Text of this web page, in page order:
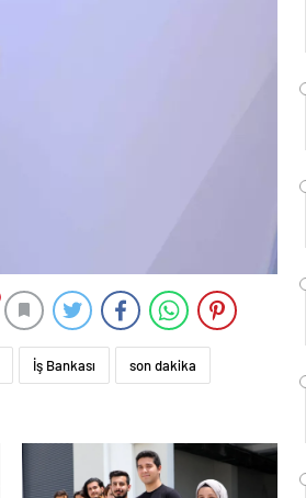
İş Bankası son dakika